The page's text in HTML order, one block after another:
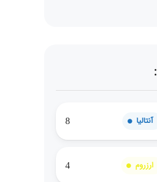
آنتالیا 8
ارزروم 4